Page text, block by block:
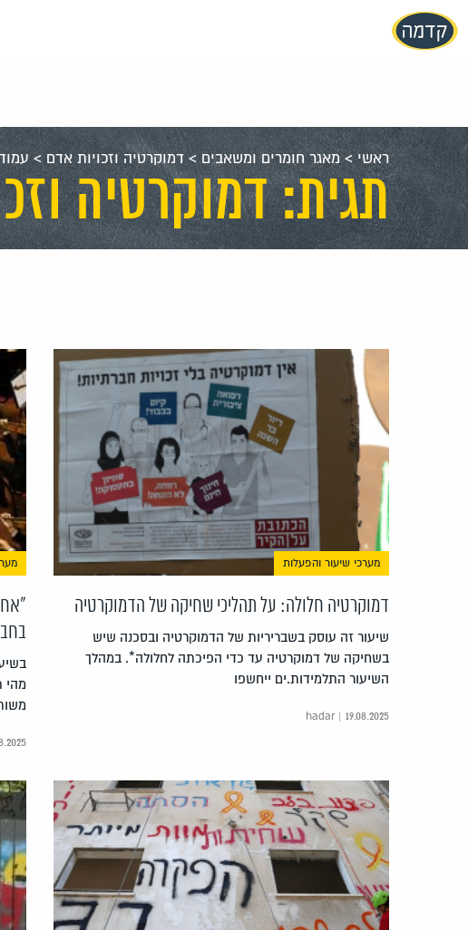
עבור
אל
ראשי>מאגר חומרים ומשאבים> דמוקרטיה וזכויות אדם > עמוד
תגית: דמוקרטיה
מערכי שיעור והפעלות
דמוקרטיה חלולה: על תהליכי שחיקה של הדמוקרטיה
שיעור זה עוסק בשבריריות של הדמוקרטיה ובסכנה שיש
בשחיקה של דמוקרטיה עד כדי הפיכתה לחלולה*. במהלך
השיעור התלמידות.ים ייחשפו
hadar | 19.08.2025
מהי